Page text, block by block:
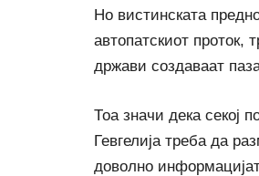
Но вистинската
автопатскиот проток,
држави создаваат
Тоа значи дека секој
Гевгелија треба да
доволно